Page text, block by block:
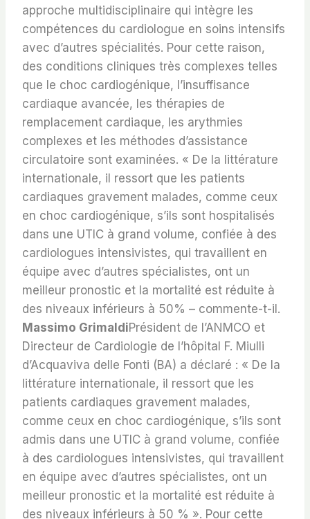
approche multidisciplinaire qui intègre les
compétences du cardiologue en soins intensifs
avec d’autres spécialités. Pour cette raison,
des conditions cliniques très complexes telles
que le choc cardiogénique, l’insuffisance
cardiaque avancée, les thérapies de
remplacement cardiaque, les arythmies
complexes et les méthodes d’assistance
circulatoire sont examinées. « De la littérature
internationale, il ressort que les patients
cardiaques gravement malades, comme ceux
en choc cardiogénique, s’ils sont hospitalisés
dans une UTIC à grand volume, confiée à des
cardiologues intensivistes, qui travaillent en
équipe avec d’autres spécialistes, ont un
meilleur pronostic et la mortalité est réduite à
des niveaux inférieurs à 50% – commente-t-il.
Massimo GrimaldiPrésident de l’ANMCO et
Directeur de Cardiologie de l’hôpital F. Miulli
d’Acquaviva delle Fonti (BA) a déclaré : « De la
littérature internationale, il ressort que les
patients cardiaques gravement malades,
comme ceux en choc cardiogénique, s’ils sont
admis dans une UTIC à grand volume, confiée
à des cardiologues intensivistes, qui travaillent
en équipe avec d’autres spécialistes, ont un
meilleur pronostic et la mortalité est réduite à
des niveaux inférieurs à 50 % ». Pour cette